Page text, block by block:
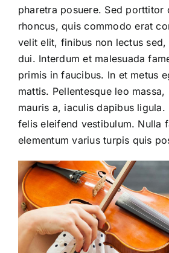
pharetra posuere. Sed porttitor
rhoncus, quis commodo erat
velit elit, finibus non lectus
dui. Interdum et malesuada
primis in faucibus. In et metus
mattis. Pellentesque leo
mauris a, iaculis dapibus
felis eleifend vestibulum. Nulla
elementum varius turpis quis